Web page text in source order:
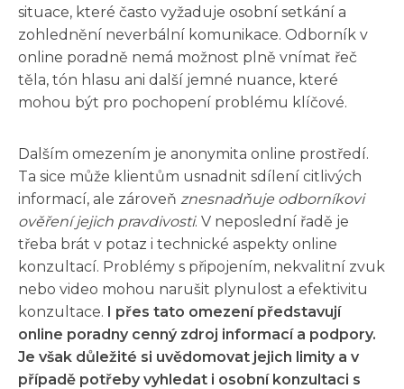
situace, které často vyžaduje osobní setkání a
zohlednění neverbální komunikace. Odborník v
online poradně nemá možnost plně vnímat řeč
těla, tón hlasu ani další jemné nuance, které
mohou být pro pochopení problému klíčové.
Dalším omezením je anonymita online prostředí.
Ta sice může klientům usnadnit sdílení citlivých
informací, ale zároveň znesnadňuje odborníkovi
ověření jejich pravdivosti. V neposlední řadě je
třeba brát v potaz i technické aspekty online
konzultací. Problémy s připojením, nekvalitní zvuk
nebo video mohou narušit plynulost a efektivitu
konzultace. I přes tato omezení představují
online poradny cenný zdroj informací a podpory.
Je však důležité si uvědomovat jejich limity a v
případě potřeby vyhledat i osobní konzultaci s